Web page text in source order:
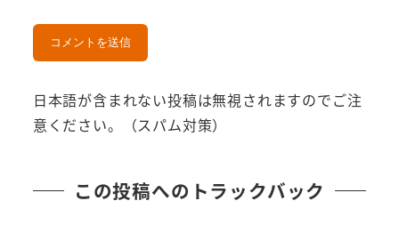
日本語が含まれない投稿は無視されますのでご注
意ください。（スパム対策）
この投稿へのトラックバック